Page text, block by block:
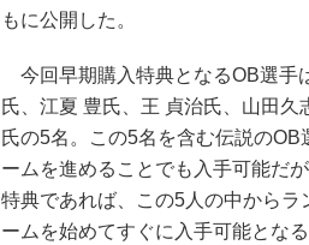
もに公開した。
今回早期購入特典となるOB選手
氏、江夏 豊氏、王 貞治氏、山田久
氏の5名。この5名を含む伝説のOB
ームを進めることでも入手可能だ
特典であれば、この5人の中からラ
ームを始めてすぐに入手可能となる